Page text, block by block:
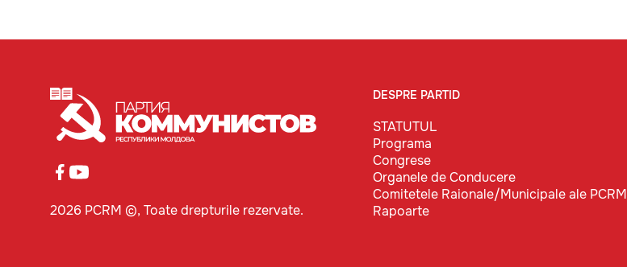
2026 PCRM ©, Toate drepturile rezervate.
DESPRE PARTID
STATUTUL
Programa
Congrese
Organele de Conducere
Comitetele Raionale/Municipale ale PCRM
Rapoarte